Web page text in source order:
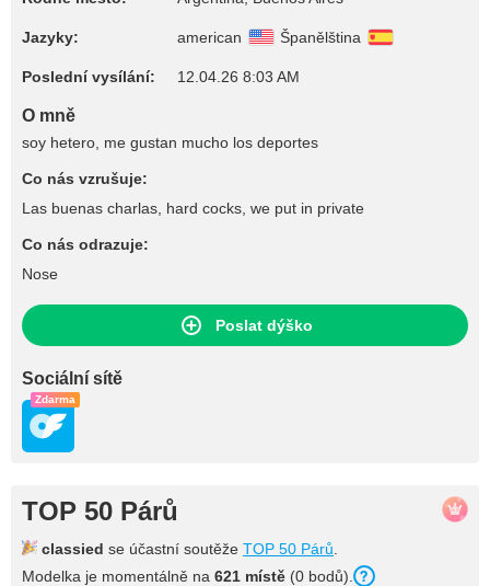
Jazyky: american Španělština
Poslední vysílání: 12.04.26 8:03 AM
O mně
soy hetero, me gustan mucho los deportes
Co nás vzrušuje:
Las buenas charlas, hard cocks, we put in private
Co nás odrazuje:
Nose
Poslat dýško
Sociální sítě
Zdarma
TOP 50 Párů
classied se účastní soutěže TOP 50 Párů
Modelka je momentálně na 621 místě (0 bodů).